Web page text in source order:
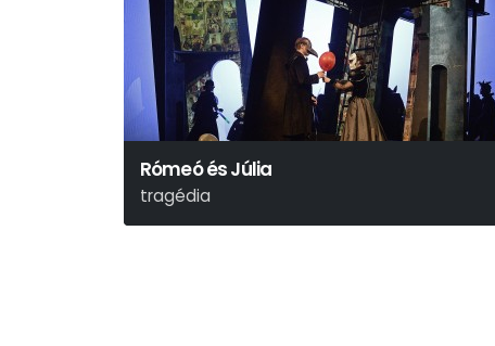
Rómeó és Júlia
tragédia
William Shakespeare